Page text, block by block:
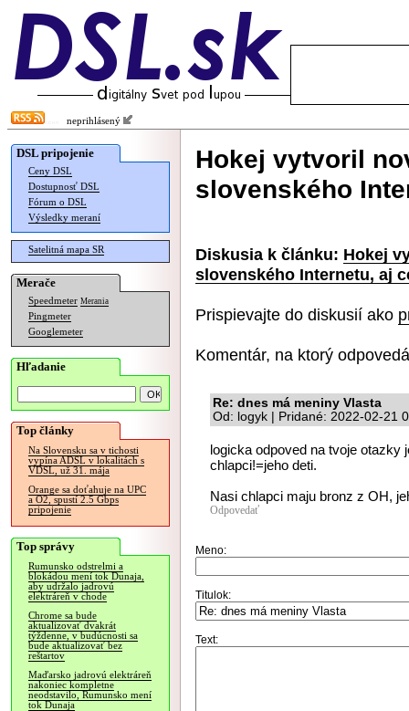
neprihlásený
DSL pripojenie
Ceny DSL
Dostupnosť DSL
Fórum o DSL
Výsledky meraní
Satelitná mapa SR
Merače
Speedmeter Merania
Pingmeter
Googlemeter
Hľadanie
Top články
Na Slovensku sa v tichosti
vypína ADSL v lokalitách s
VDSL, už 31. mája
Orange sa doťahuje na UPC
a O2, spustí 2.5 Gbps
pripojenie
Top správy
Rumunsko odstrelmi a
blokádou mení tok Dunaja,
aby udržalo jadrovú
elektráreň v chode
Chrome sa bude
aktualizovať dvakrát
týždenne, v budúcnosti sa
bude aktualizovať bez
reštartov
Maďarsko jadrovú elektráreň
nakoniec kompletne
neodstavilo, Rumunsko mení
tok Dunaja
Hokej vytvoril
slovenského
Diskusia k článku: Hokej
slovenského Internetu, aj
Prispievajte do diskusií ako
Komentár, na ktorý
Re: dnes má meniny Vlasta
Od: logyk | Pridané: 2022-02-21
logicka odpoved na tvoje otazky
chlapci!=jeho deti.
Nasi chlapci maju bronz z OH,
Odpovedať
Meno:
Titulok:
Text: